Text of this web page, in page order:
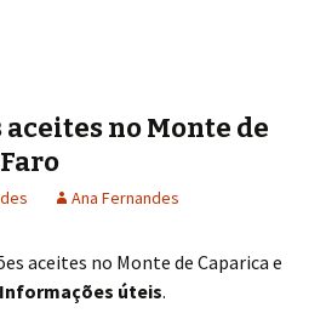
no Monte de
Ana Fernandes
aceites no Monte de Caparica e
Informações úteis.